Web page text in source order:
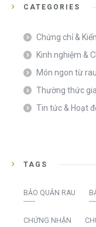
CATEGORIES
Chứng chỉ &
Kinh nghiệm &
Món ngon từ rau
Thường thức
Tin tức & Hoạt
TAGS
BẢO QUẢN RAU
CHỨNG NHẬN